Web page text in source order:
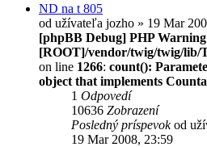
ND na t 805
od užívateľa jozho » 19 Mar
[phpBB Debug] PHP Warning
[ROOT]/vendor/twig/twig/lib/
on line 1266: count():
object that implements
1 Odpovedí
10636 Zobrazení
Posledný príspevokod
19 Mar 2008, 23:59